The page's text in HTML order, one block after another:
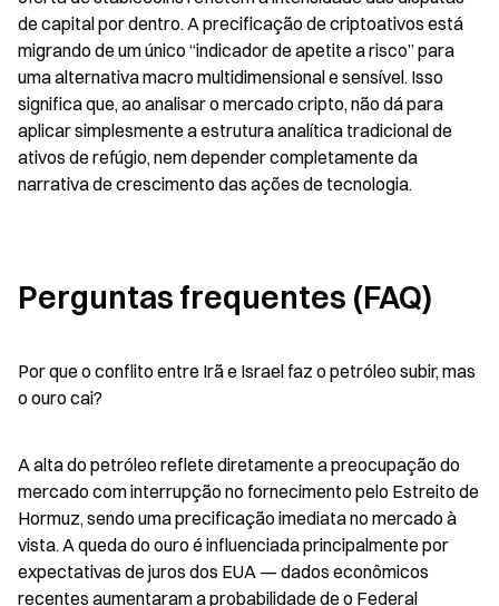
de capital por dentro. A precificação de criptoativos está
migrando de um único “indicador de apetite a risco” para
uma alternativa macro multidimensional e sensível. Isso
significa que, ao analisar o mercado cripto, não dá para
aplicar simplesmente a estrutura analítica tradicional de
ativos de refúgio, nem depender completamente da
narrativa de crescimento das ações de tecnologia.
Perguntas frequentes (FAQ)
Por que o conflito entre Irã e Israel faz o petróleo subir, mas
o ouro cai?
A alta do petróleo reflete diretamente a preocupação do
mercado com interrupção no fornecimento pelo Estreito de
Hormuz, sendo uma precificação imediata no mercado à
vista. A queda do ouro é influenciada principalmente por
expectativas de juros dos EUA — dados econômicos
recentes aumentaram a probabilidade de o Federal